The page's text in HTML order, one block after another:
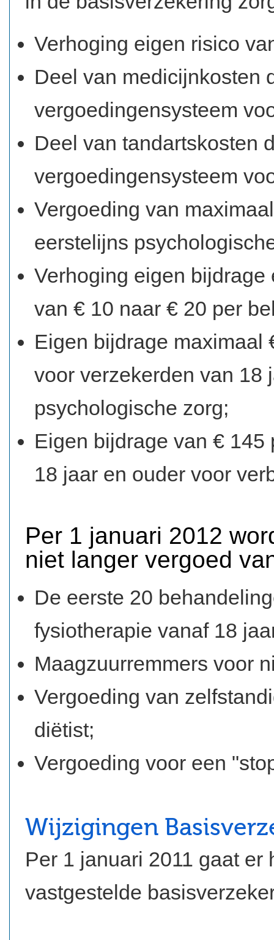
Verhoging eigen risico
Deel van medicijnkosten
vergoedingensysteem
Deel van tandartskosten
vergoedingensysteem
Vergoeding van
eerstelijns
Verhoging eigen
van € 10 naar € 20 per
Eigen bijdrage maximaal
voor verzekerden van 18
psychologische zorg;
Eigen bijdrage van €
18 jaar en ouder voor
Per 1 januari 2012
niet langer vergoed
De eerste 20
fysiotherapie vanaf 18
Maagzuurremmers voor
Vergoeding van
diëtist;
Vergoeding voor een
Wijzigingen
Per 1 januari 2011 gaat
vastgestelde